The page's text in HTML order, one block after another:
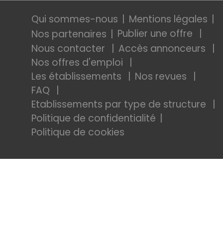
Qui sommes-nous
Mentions légales
Nos partenaires
Publier une offre
Nous contacter
Accès annonceurs
Nos offres d'emploi
Les établissements
Nos revues
FAQ
Etablissements par type de structure
Politique de confidentialité
Politique de cookies